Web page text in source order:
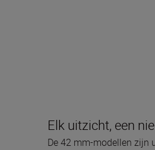
Elk uitzicht, een
De 42 mm-modellen zijn